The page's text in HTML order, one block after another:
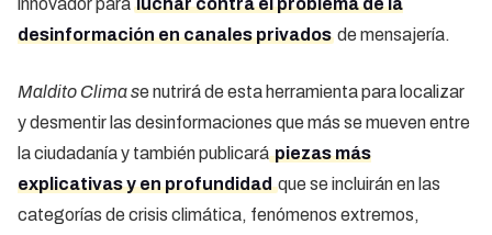
innovador para luchar contra el problema de la
desinformación en canales privados de mensajería.
Maldito Clima se nutrirá de esta herramienta para localizar
y desmentir las desinformaciones que más se mueven entre
la ciudadanía y también publicarápiezas más
explicativas y en profundidadque se incluirán en las
categorías de crisis climática, fenómenos extremos,